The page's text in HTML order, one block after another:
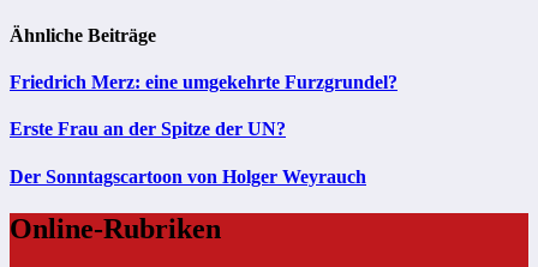
Ähnliche Beiträge
Friedrich Merz: eine umgekehrte Furzgrundel?
Erste Frau an der Spitze der UN?
Der Sonntagscartoon von Holger Weyrauch
Online-Rubriken